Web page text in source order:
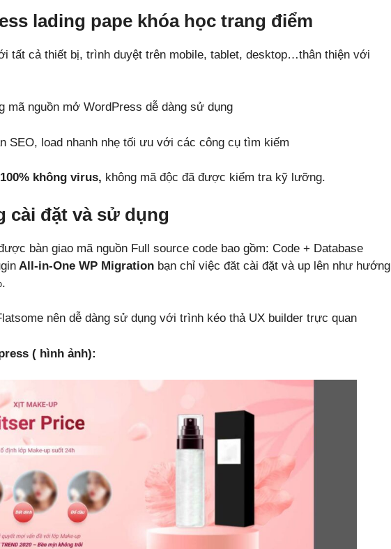
lading pape khóa học trang điểm
tất cả thiết bị, trình duyệt trên mobile, tablet, desktop…thân thiện với
mã nguồn mở WordPress dễ dàng sử dụng
SEO, load nhanh nhẹ tối ưu với các công cụ tìm kiếm
100% không virus, không mã độc đã được kiểm tra kỹ lưỡng.
cài đặt và sử dụng
bàn giao mã nguồn Full source code bao gồm: Code + Database
All-in-One WP Migration bạn chỉ việc đăt cài đặt và up lên như hướng
nên dễ dàng sử dụng với trình kéo thả UX builder trực quan
( hình ảnh):